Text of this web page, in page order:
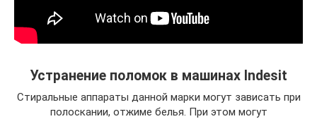
Устранение поломок в машинах Indesit
Стиральные аппараты данной марки могут зависать при
полоскании, отжиме белья. При этом могут